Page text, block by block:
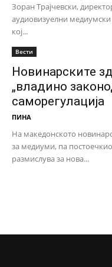
Зоран Трајчевски,
аудиовизуелни медиумски
кој...
Вести
Новинарските
„владино
саморегулација
ПИНА
На македонското
за медиуми, па
размислува за нова...